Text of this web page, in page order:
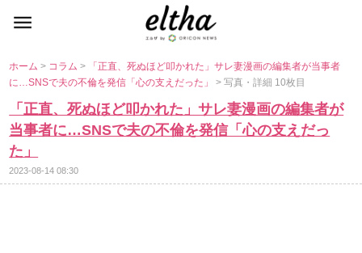
ホーム> コラム>
「正直、死ぬほど叩かれた」サレ妻漫画の編集者が当事者
に…SNSで夫の不倫を発信「心の支えだった」> 写真・詳細 10枚目
「正直、死ぬほど叩かれた」サレ妻漫画の編集者が
当事者に…SNSで夫の不倫を発信「心の支えだっ
た」
2023-08-14 08:30